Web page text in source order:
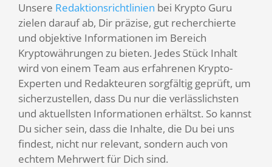
Unsere Redaktionsrichtlinien bei Krypto Guru
zielen darauf ab, Dir präzise, gut recherchierte
und objektive Informationen im Bereich
Kryptowährungen zu bieten. Jedes Stück Inhalt
wird von einem Team aus erfahrenen Krypto-
Experten und Redakteuren sorgfältig geprüft, um
sicherzustellen, dass Du nur die verlässlichsten
und aktuellsten Informationen erhältst. So kannst
Du sicher sein, dass die Inhalte, die Du bei uns
findest, nicht nur relevant, sondern auch von
echtem Mehrwert für Dich sind.